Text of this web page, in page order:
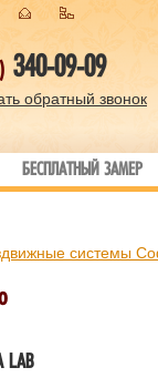
340-09-09
обратный звонок
БЕСПЛАТНЫЙ ЗАМЕР
системы
LAB